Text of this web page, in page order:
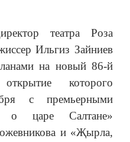
театра Роза
Ильгиз Зайниев
на новый 86-й
которого
с премьерными
о царе Салтане»
и «Җырла,